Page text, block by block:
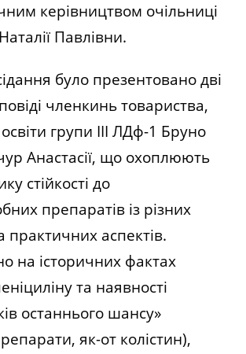
керівництвом очільниці
Павлівни.
було презентовано дві
членкинь товариства,
групи ІІІ ЛДф-1 Бруно
Анастасії, що охоплюють
стійкості до
препаратів із різних
практичних аспектів.
на історичних фактах
та наявності
останнього шансу»
як-от колістин),